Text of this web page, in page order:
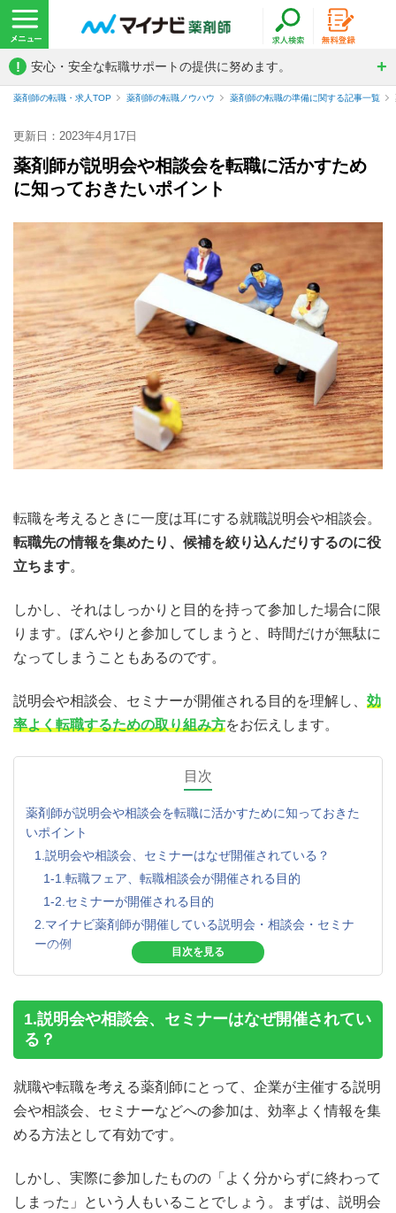
! 安心・安全な転職サポートの提供に努めます。
薬剤師の転職・求人TOP 薬剤師の転職ノウハウ 薬剤師の転職の準備に関する記事一覧
更新日：2023年4月17日
薬剤師が説明会や相談会を転職に活かすため
に知っておきたいポイント
転職を考えるときに一度は耳にする就職説明会や相談会。
転職先の情報を集めたり、候補を絞り込んだりするのに役
立ちます。
しかし、それはしっかりと目的を持って参加した場合に限
ります。ぼんやりと参加してしまうと、時間だけが無駄に
なってしまうこともあるのです。
説明会や相談会、セミナーが開催される目的を理解し、 効
率よく転職するための取り組み方をお伝えします。
目次
薬剤師が説明会や相談会を転職に活かすために知っておきた
いポイント
1.説明会や相談会、セミナーはなぜ開催されている？
1-1.転職フェア、転職相談会が開催される目的
1-2.セミナーが開催される目的
2.マイナビ薬剤師が開催している説明会・相談会・セミナ
ーの例
2-1.全国15地域での休日相談会
2-3.治験業界セミナー
2-4.セカンドキャリア相談会
2-5.キャリア形成相談会
2-6.エージェントによるキャリアカウンセリング
3.患者さんが安心する接遇・コミュニケーション術が学べ
るセミナー
4.説明会や相談会以外の転職活動支援サービス
5.説明会、相談会、セミナーを転職に生かそう
1.説明会や相談会、セミナーはなぜ開催されてい
る？
就職や転職を考える薬剤師にとって、企業が主催する説明
会や相談会、セミナーなどへの参加は、効率よく情報を集
める方法として有効です。
しかし、実際に参加したものの「よく分からずに終わって
しまった」という人もいることでしょう。まずは、説明会